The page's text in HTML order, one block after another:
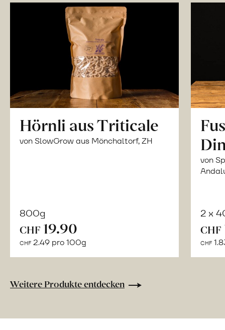
Hörnli aus Triticale
von SlowGrow aus Mönchaltorf, ZH
800g
CHF 19.90
CHF 2.49 pro 100g
von
2 x
CHF
CHF
Weitere Produkte entdecken